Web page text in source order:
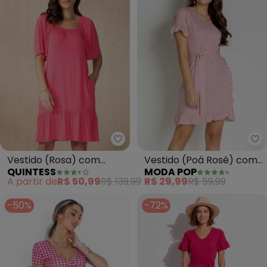
Quintess - Vestido (Rosa) com
Vestido (Rosa) com
Babado na Barra
QUINTESS
A partir deR$ 50,99R$ 139,99
Vestido (Poá Rosê) com
Babado e Faixa
MODA POP
R$ 29,99R$ 59,99
-50%
-72%